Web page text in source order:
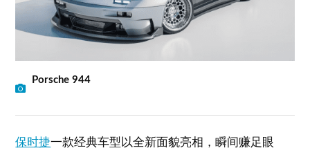
Porsche 944
保时捷一款经典车型以全新面貌亮相，瞬间赚足眼